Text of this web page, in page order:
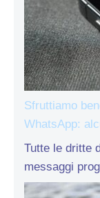
Sfruttiamo
WhatsApp:
Tutte le dritte
messaggi